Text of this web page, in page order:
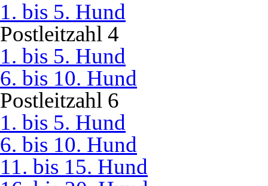
1. bis 5. Hund
Postleitzahl 4
1. bis 5. Hund
6. bis 10. Hund
Postleitzahl 6
1. bis 5. Hund
6. bis 10. Hund
11. bis 15. Hund